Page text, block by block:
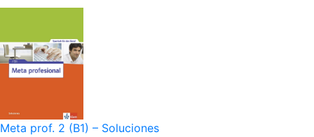
Meta prof. 2 (B1) – Soluciones